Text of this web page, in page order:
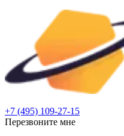
+7 (495) 109-27-15
Перезвоните мне